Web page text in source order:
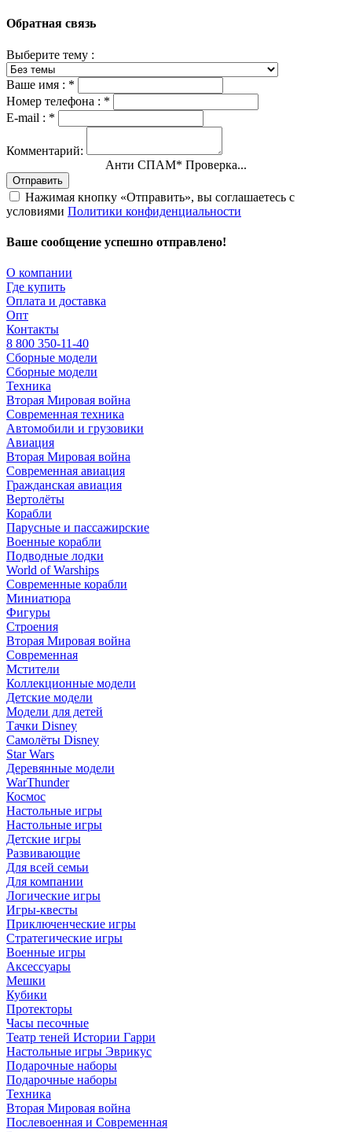
Обратная связь
Выберите тему :
Ваше имя : *
Номер телефона : *
E-mail : *
Комментарий:
Анти СПАМ* Проверка...
Отправить
Нажимая кнопку «Отправить», вы соглашаетесь с
условиями Политики конфиденциальности
Ваше сообщение успешно отправлено!
О компании
Где купить
Оплата и доставка
Опт
Контакты
8 800 350-11-40
Сборные модели
Сборные модели
Техника
Вторая Мировая война
Современная техника
Автомобили и грузовики
Авиация
Вторая Мировая война
Современная авиация
Гражданская авиация
Вертолёты
Корабли
Парусные и пассажирские
Военные корабли
Подводные лодки
World of Warships
Современные корабли
Миниатюра
Фигуры
Строения
Вторая Мировая война
Современная
Мстители
Коллекционные модели
Детские модели
Модели для детей
Тачки Disney
Самолёты Disney
Star Wars
Деревянные модели
WarThunder
Космос
Настольные игры
Настольные игры
Детские игры
Развивающие
Для всей семьи
Для компании
Логические игры
Игры-квесты
Приключенческие игры
Стратегические игры
Военные игры
Аксессуары
Мешки
Кубики
Протекторы
Часы песочные
Театр теней Истории Гарри
Настольные игры Эврикус
Подарочные наборы
Подарочные наборы
Техника
Вторая Мировая война
Послевоенная и Современная